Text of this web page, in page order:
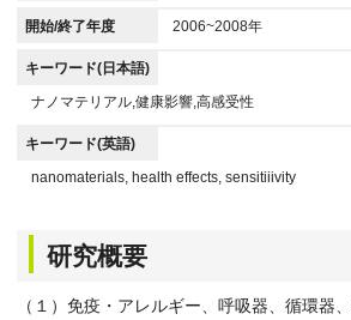
開始/終了年度 2006~2008年
キーワード(日本語)
ナノマテリアル,健康影響,高感受性
キーワード(英語)
nanomaterials, health effects, sensitiiivity
研究概要
（１）免疫・アレルギー、呼吸器、循環器